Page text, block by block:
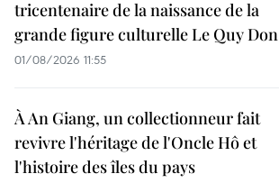
tricentenaire de la naissance de la
grande figure culturelle Le Quy Don
01/08/2026 11:55
À An Giang, un collectionneur fait
revivre l'héritage de l'Oncle Hô et
l'histoire des îles du pays